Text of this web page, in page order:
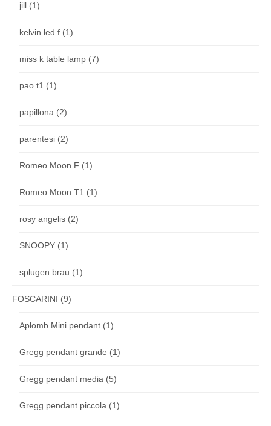
jill (1)
kelvin led f (1)
miss k table lamp (7)
pao t1 (1)
papillona (2)
parentesi (2)
Romeo Moon F (1)
Romeo Moon T1 (1)
rosy angelis (2)
SNOOPY (1)
splugen brau (1)
FOSCARINI (9)
Aplomb Mini pendant (1)
Gregg pendant grande (1)
Gregg pendant media (5)
Gregg pendant piccola (1)